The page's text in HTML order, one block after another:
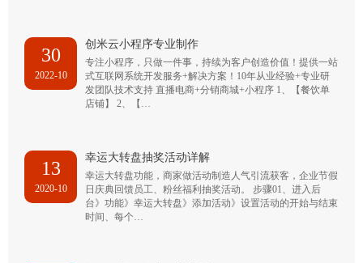
30
2022-10
创米云小程序专业制作
专注小程序，只做一件事，持续为客户创造价值！提供一站
式互联网系统开发服务+解决方案！10年从业经验+专业研
发团队技术支持 直播电商+分销商城+小程序 1、【餐饮单
店铺】 2、【…
13
2020-10
幸运大转盘抽奖活动详解
幸运大转盘功能，商家做活动制造人气引流获客，企业节假
日庆典回馈员工、粉丝福利抽奖活动。 步骤01、进入后
台》功能》幸运大转盘》添加活动》设置活动的开始与结束
时间、每个…